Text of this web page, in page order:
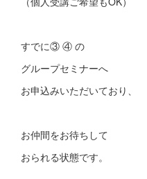
すでに③ ④ の
グループセミナーへ
お申込みいただいており、
お仲間をお待ちして
おられる状態です。